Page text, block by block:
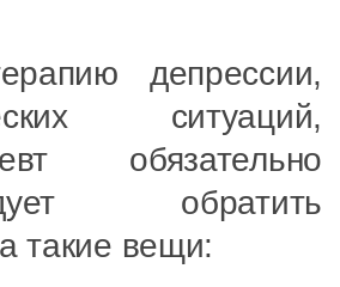
депрессии,
ситуаций,
обязательно
обратить
такие вещи: